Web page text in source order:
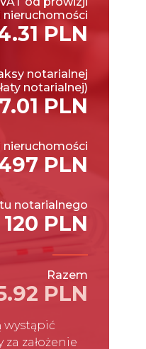
nieruchomości
PLN
notarialnej
notarialnej)
PLN
nieruchomości
PLN
notarialnego
120 PLN
Razem
PLN
wystąpić
założenie